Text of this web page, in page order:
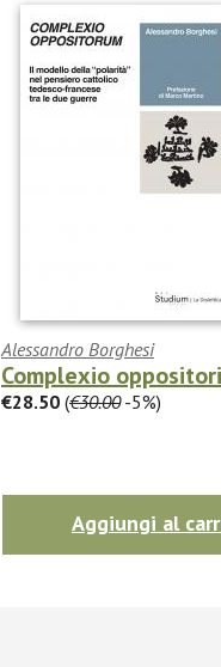
Alessandro Borghesi
Complexio
€28.50 (€30.00-5%)
Aggiungi al